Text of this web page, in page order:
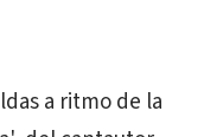
a ritmo de la